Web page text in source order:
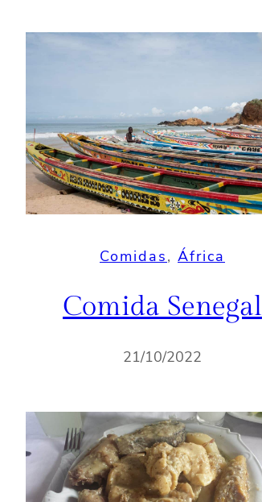
Comidas, África
Comida Senegal
21/10/2022